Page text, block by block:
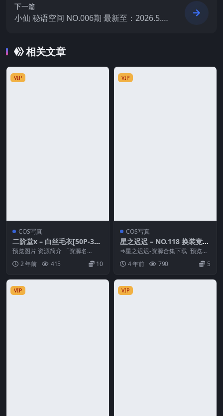
下一篇
小仙 秘语空间 NO.006期 最新至：2026.5.2
相关文章
VIP
COS写真
二阶堂x – 白丝毛衣[50P-356
M]
预览图片 资源简介 「资源名
称」：二阶堂x – 白丝毛衣[50P-35
6M]「版...
2 年前 415 10
VIP
COS写真
星之迟迟 – NO.118 换装竞泳
[88P-523MB]
⇒星之迟迟-资源合集下载 预览图
片 资源简介 「资源名称」：星之
迟迟 – NO...
4 年前 790 5
VIP VIP